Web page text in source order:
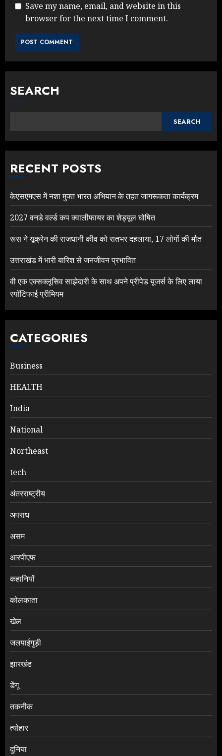
Save my name, email, and website in this
browser for the next time I comment.
SEARCH
SEARCH
RECENT POSTS
केएसएमएस में नशा मुक्त भारत अभियान के तहत जागरूकता कार्यक्रम
2027 वनडे वर्ल्ड कप क्वालीफायर का शेड्यूल घोषित
रूस ने यूक्रेन की राजधानी कीव को रातभर दहलाया, 17 लोगों की मौत
उत्तराखंड में भारी बारिश से जनजीवन प्रभावित
वी एक एक्सक्लूसिव साझेदारी के साथ अपने प्रीपेड यूजर्स के लिए लाया
स्पॉटिफाई प्रीमियम
CATEGORIES
Business
HEALTH
India
National
Northeast
tech
अंतरराष्ट्रीय
अपराध
असम
आरपीएफ
कहानियों
कोलकाता
खेल
जलपाईगुड़ी
झारखंड
डेंगू
तकनीक
त्योहार
दुनिया